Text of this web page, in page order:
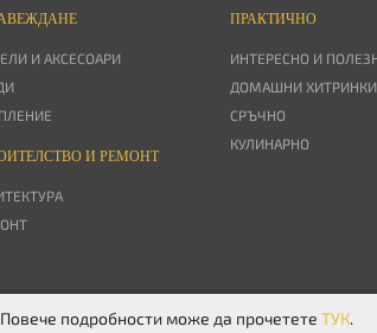
И АКСЕСОАРИ
И РЕМОНТ
ПРАКТИЧНО
ИНТЕРЕСНО И
ДОМАШНИ ХИТРИНКИ
СРЪЧНО
КУЛИНАРНО
© 2026
подробности може да прочетете ТУК.